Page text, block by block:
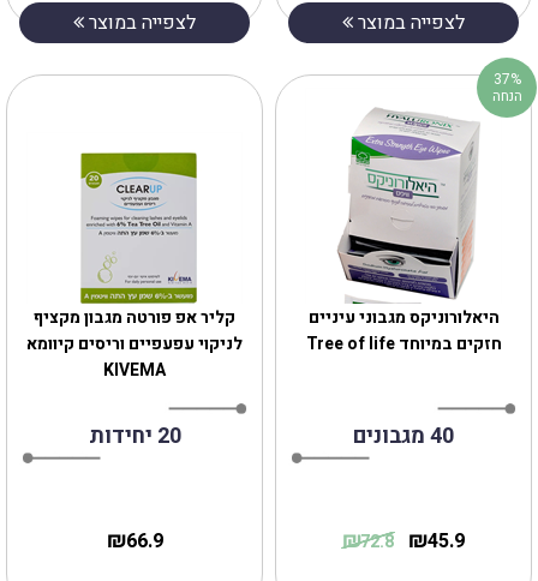
לצפייה במוצר לצפייה במוצר
‎קליר אפ פורטה מגבון מקציף
לניקוי עפעפיים וריסים קיוומא
KIVEMA
20 יחידות
66.9
₪
היאלורוניקס מגבוני עיניים
חזקים במיוחד Tree of life
40 מגבונים
45.9
₪
72.8
₪
37%
הנחה